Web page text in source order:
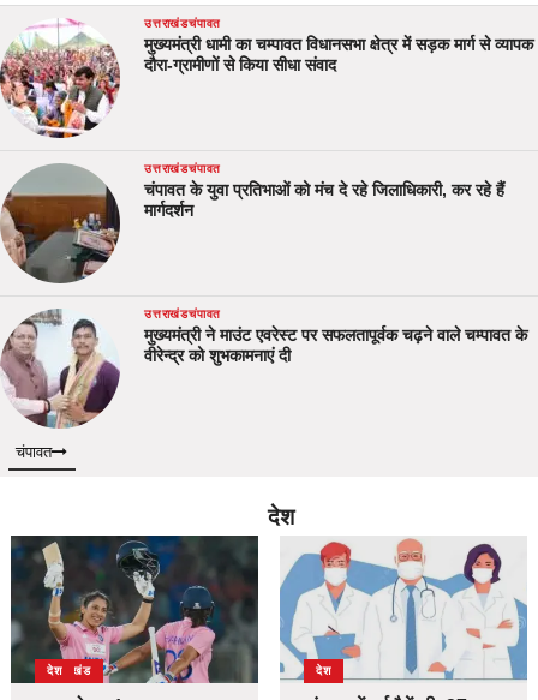
उत्तराखंडचंपावत
मुख्यमंत्री धामी का चम्पावत विधानसभा क्षेत्र में सड़क मार्ग से व्यापक
दौरा-ग्रामीणों से किया सीधा संवाद
उत्तराखंडचंपावत
चंपावत के युवा प्रतिभाओं को मंच दे रहे जिलाधिकारी, कर रहे हैं
मार्गदर्शन
उत्तराखंडचंपावत
मुख्यमंत्री ने माउंट एवरेस्ट पर सफलतापूर्वक चढ़ने वाले चम्पावत के
वीरेन्द्र को शुभकामनाएं दी
चंपावत
देश
उत्तराखंड
देश देश